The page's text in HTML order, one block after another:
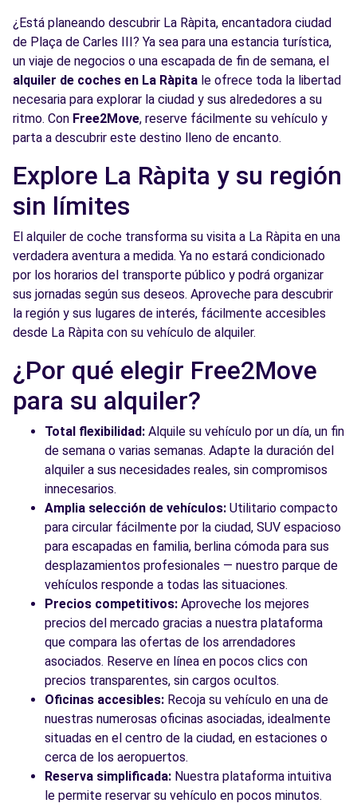
¿Está planeando descubrir La Ràpita, encantadora ciudad
de Plaça de Carles III? Ya sea para una estancia turística,
un viaje de negocios o una escapada de fin de semana, el
alquiler de coches en La Ràpita le ofrece toda la libertad
necesaria para explorar la ciudad y sus alrededores a su
ritmo. Con Free2Move, reserve fácilmente su vehículo y
parta a descubrir este destino lleno de encanto.
Explore La Ràpita y su región
sin límites
El alquiler de coche transforma su visita a La Ràpita en una
verdadera aventura a medida. Ya no estará condicionado
por los horarios del transporte público y podrá organizar
sus jornadas según sus deseos. Aproveche para descubrir
la región y sus lugares de interés, fácilmente accesibles
desde La Ràpita con su vehículo de alquiler.
¿Por qué elegir Free2Move
para su alquiler?
Total flexibilidad: Alquile su vehículo por un día, un fin
de semana o varias semanas. Adapte la duración del
alquiler a sus necesidades reales, sin compromisos
innecesarios.
Amplia selección de vehículos: Utilitario compacto
para circular fácilmente por la ciudad, SUV espacioso
para escapadas en familia, berlina cómoda para sus
desplazamientos profesionales — nuestro parque de
vehículos responde a todas las situaciones.
Precios competitivos: Aproveche los mejores
precios del mercado gracias a nuestra plataforma
que compara las ofertas de los arrendadores
asociados. Reserve en línea en pocos clics con
precios transparentes, sin cargos ocultos.
Oficinas accesibles: Recoja su vehículo en una de
nuestras numerosas oficinas asociadas, idealmente
situadas en el centro de la ciudad, en estaciones o
cerca de los aeropuertos.
Reserva simplificada: Nuestra plataforma intuitiva
le permite reservar su vehículo en pocos minutos.